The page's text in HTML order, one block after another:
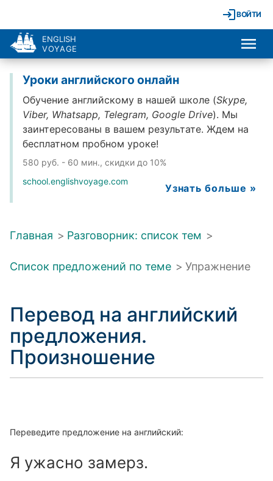
ВОЙТИ
ENGLISH
VOYAGE
Уроки английского онлайн
Обучение английскому в нашей школе (Skype,
Viber, Whatsapp, Telegram, Google Drive). Мы
заинтересованы в вашем результате. Ждем на
бесплатном пробном уроке!
580 руб. - 60 мин., скидки до 10%
school.englishvoyage.com
Узнать больше »
Главная > Разговорник: список тем >
Список предложений по теме > Упражнение
Перевод на английский
предложения.
Произношение
Переведите предложение на английский:
Я ужасно замерз.